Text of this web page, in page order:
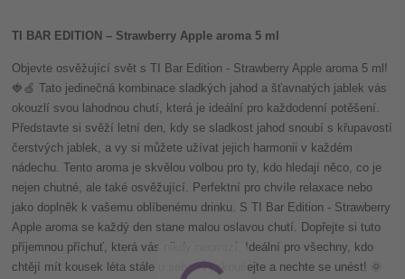
TI BAR EDITION – Strawberry Apple aroma 5 ml
Objevte osvěžující svět s TI Bar Edition - Strawberry Apple aroma 5 ml!
🍓🍏 Tato jedinečná kombinace sladkých jahod a šťavnatých jablek vás
okouzlí svou lahodnou chutí, která je ideální pro každodenní potěšení.
Představte si svěží letní den, kdy se sladkost jahod snoubí s křupavostí
čerstvých jablek, a vy si můžete užívat jejich harmonii v každém
nádechu. Tento aroma je skvělou volbou pro ty, kdo hledají něco, co je
nejen chutné, ale také osvěžující. Perfektní pro chvíle relaxace nebo
jako doplněk k vašemu oblíbenému drinku. S TI Bar Edition - Strawberry
Apple aroma se každý den stane malou oslavou chutí. Dopřejte si tuto
příjemnou příchuť, která vás nikdy neomrzí. Ideální pro všechny, kdo
chtějí mít kousek léta stále u sebe. Vyzkoušejte a nechte se unést! 🌞